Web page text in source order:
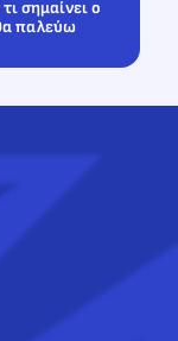
σημαίνει ο
παλεύω